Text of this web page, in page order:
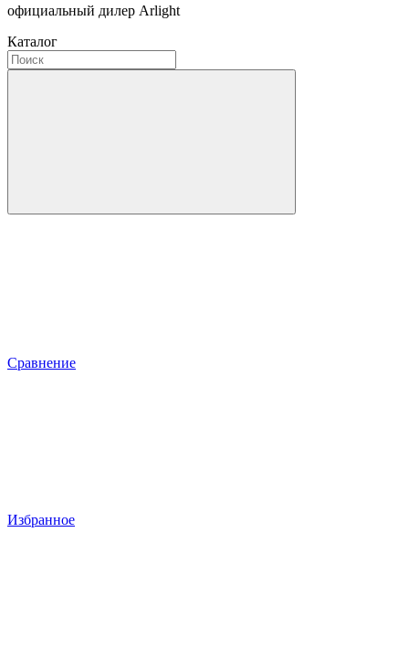
официальный дилер Arlight
Каталог
Сравнение
Избранное